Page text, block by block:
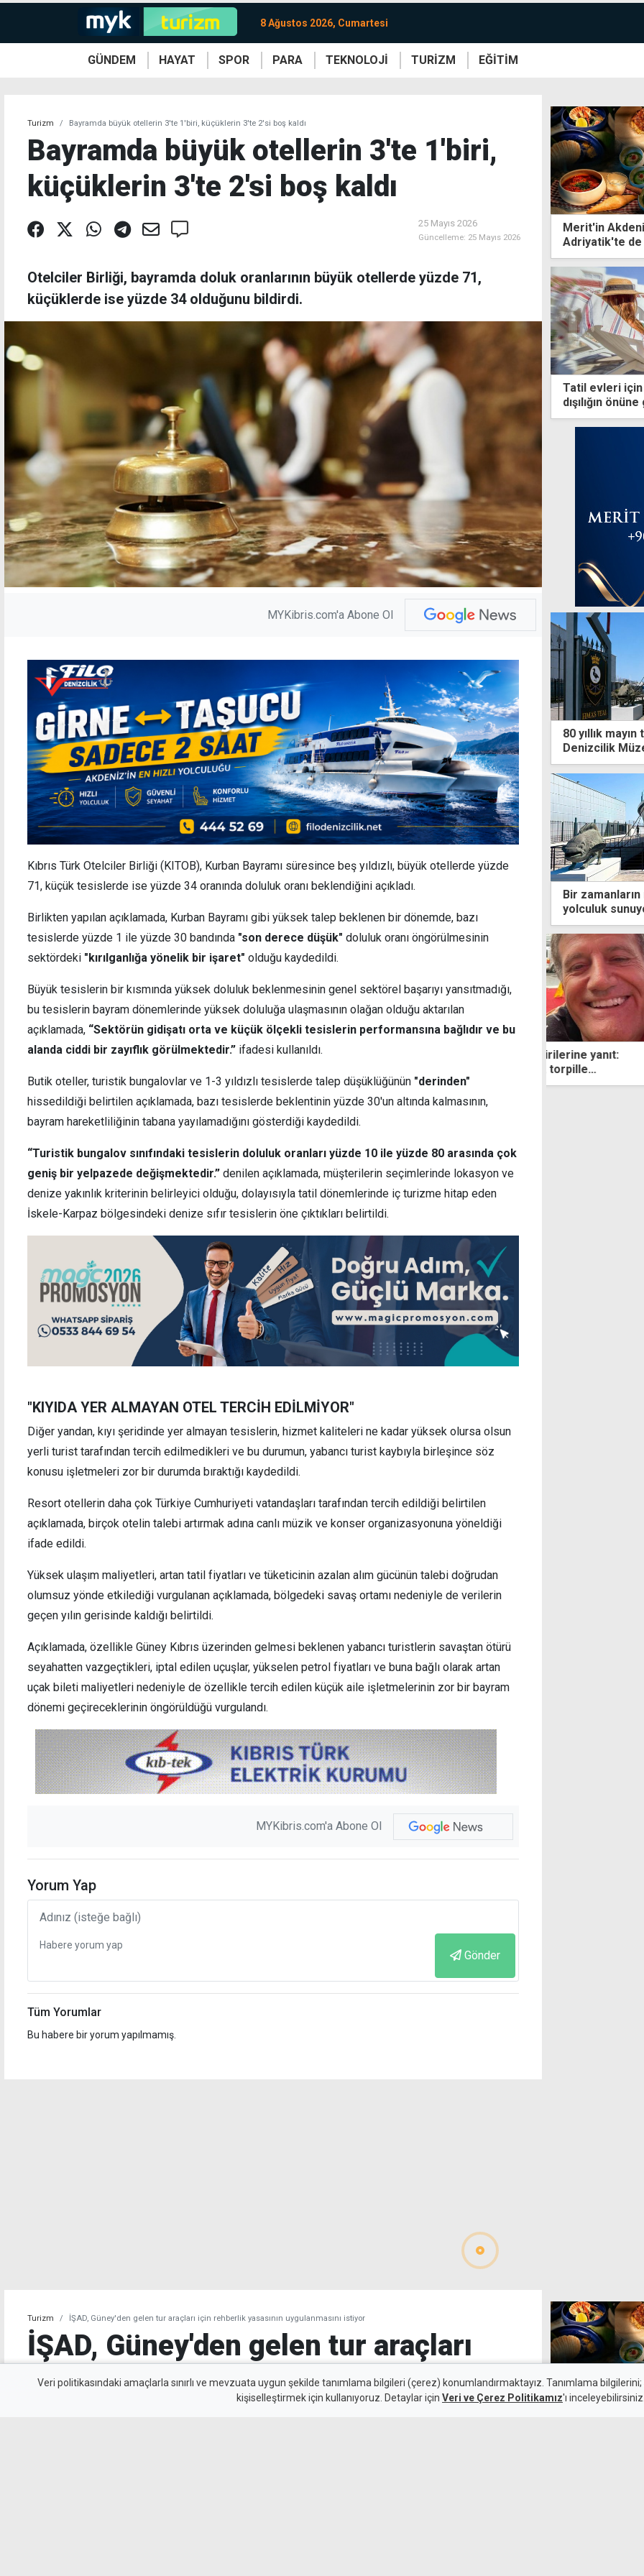
8 Ağustos 2026, Cumartesi
GÜNDEM HAYAT SPOR PARA TEKNOLOJİ TURİZM EĞİTİM
Turizm Bayramda büyük otellerin 3'te 1'biri, küçüklerin 3'te 2'si boş kaldı
Bayramda büyük otellerin 3'te 1'biri,
küçüklerin 3'te 2'si boş kaldı
25 Mayıs 2026
Güncelleme: 25 Mayıs 2026
Otelciler Birliği, bayramda doluk oranlarının büyük otellerde yüzde 71,
küçüklerde ise yüzde 34 olduğunu bildirdi.
MYKibris.com'a Abone Ol
Kıbrıs Türk Otelciler Birliği (KITOB), Kurban Bayramı süresince beş yıldızlı, büyük otellerde yüzde
71, küçük tesislerde ise yüzde 34 oranında doluluk oranı beklendiğini açıkladı.
Birlikten yapılan açıklamada, Kurban Bayramı gibi yüksek talep beklenen bir dönemde, bazı
tesislerde yüzde 1 ile yüzde 30 bandında "son derece düşük" doluluk oranı öngörülmesinin
sektördeki "kırılganlığa yönelik bir işaret" olduğu kaydedildi.
Büyük tesislerin bir kısmında yüksek doluluk beklenmesinin genel sektörel başarıyı yansıtmadığı,
bu tesislerin bayram dönemlerinde yüksek doluluğa ulaşmasının olağan olduğu aktarılan
açıklamada, “Sektörün gidişatı orta ve küçük ölçekli tesislerin performansına bağlıdır ve bu
alanda ciddi bir zayıflık görülmektedir.” ifadesi kullanıldı.
Butik oteller, turistik bungalovlar ve 1-3 yıldızlı tesislerde talep düşüklüğünün "derinden"
hissedildiği belirtilen açıklamada, bazı tesislerde beklentinin yüzde 30'un altında kalmasının,
bayram hareketliliğinin tabana yayılamadığını gösterdiği kaydedildi.
“Turistik bungalov sınıfındaki tesislerin doluluk oranları yüzde 10 ile yüzde 80 arasında çok
geniş bir yelpazede değişmektedir.” denilen açıklamada, müşterilerin seçimlerinde lokasyon ve
denize yakınlık kriterinin belirleyici olduğu, dolayısıyla tatil dönemlerinde iç turizme hitap eden
İskele-Karpaz bölgesindeki denize sıfır tesislerin öne çıktıkları belirtildi.
"KIYIDA YER ALMAYAN OTEL TERCİH EDİLMİYOR"
Diğer yandan, kıyı şeridinde yer almayan tesislerin, hizmet kaliteleri ne kadar yüksek olursa olsun
yerli turist tarafından tercih edilmedikleri ve bu durumun, yabancı turist kaybıyla birleşince söz
konusu işletmeleri zor bir durumda bıraktığı kaydedildi.
Resort otellerin daha çok Türkiye Cumhuriyeti vatandaşları tarafından tercih edildiği belirtilen
açıklamada, birçok otelin talebi artırmak adına canlı müzik ve konser organizasyonuna yöneldiği
ifade edildi.
Yüksek ulaşım maliyetleri, artan tatil fiyatları ve tüketicinin azalan alım gücünün talebi doğrudan
olumsuz yönde etkilediği vurgulanan açıklamada, bölgedeki savaş ortamı nedeniyle de verilerin
geçen yılın gerisinde kaldığı belirtildi.
Açıklamada, özellikle Güney Kıbrıs üzerinden gelmesi beklenen yabancı turistlerin savaştan ötürü
seyahatten vazgeçtikleri, iptal edilen uçuşlar, yükselen petrol fiyatları ve buna bağlı olarak artan
uçak bileti maliyetleri nedeniyle de özellikle tercih edilen küçük aile işletmelerinin zor bir bayram
dönemi geçireceklerinin öngörüldüğü vurgulandı.
MYKibris.com'a Abone Ol
Yorum Yap
Gönder
Tüm Yorumlar
Bu habere bir yorum yapılmamış.
Merit'in
Adriyatik'te de
Tatil evleri için
dışılığın
80 yıllık
Denizcilik
Bir zamanların
yolculuk
"Turizm iyi gitmiyor" eleştirilerine yanıt:
rezervasyon yaptı
İŞAD,
rehberlik
Turizm İŞAD, Güney'den gelen tur araçları için rehberlik yasasının uygulanmasını istiyor
İŞAD, Güney'den gelen tur araçları
için rehberlik yasasının
Veri politikasındaki amaçlarla sınırlı ve mevzuata uygun şekilde tanımlama bilgileri (çerez) konumlandırmaktayız. Tanımlama
kişiselleştirmek için kullanıyoruz. Detaylar için Veri ve Çerez Politikamız'ı inceleyebilirsiniz.